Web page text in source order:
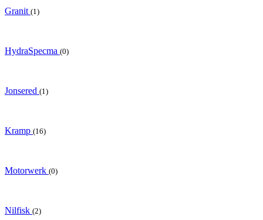
Granit (1)
HydraSpecma (0)
Jonsered (1)
Kramp (16)
Motorwerk (0)
Nilfisk (2)